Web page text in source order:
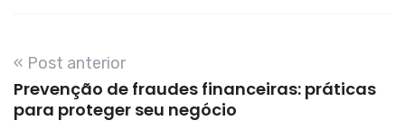
« Post anterior
Prevenção de fraudes financeiras: práticas
para proteger seu negócio